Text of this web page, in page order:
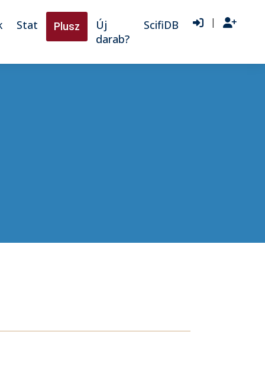
Stat Plusz
Új
darab?
ScifiDB |